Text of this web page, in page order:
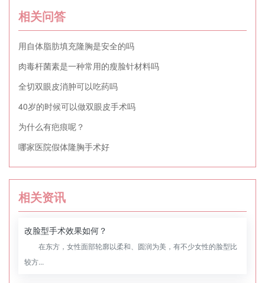
相关问答
用自体脂肪填充隆胸是安全的吗
肉毒杆菌素是一种常用的瘦脸针材料吗
全切双眼皮消肿可以吃药吗
40岁的时候可以做双眼皮手术吗
为什么有疤痕呢？
哪家医院假体隆胸手术好
相关资讯
改脸型手术效果如何？
在东方，女性面部轮廓以柔和、圆润为美，有不少女性的脸型比
较方...